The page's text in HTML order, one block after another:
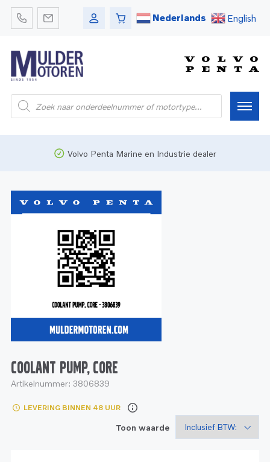
Nederlands English
Onderdelen
Bedrijfsvaart
Onderdelen
Motoren
Onderdelen
Service
Motoren
Service en onderhoud
Reman - Bedrijfsvaart
Volvo Penta Marine en Industrie dealer
COOLANT PUMP, CORE
Artikelnummer: 3806839
LEVERING BINNEN 48 UUR
Toon waarde